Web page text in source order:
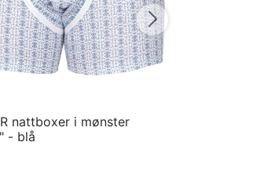
nattboxer i mønster
- blå